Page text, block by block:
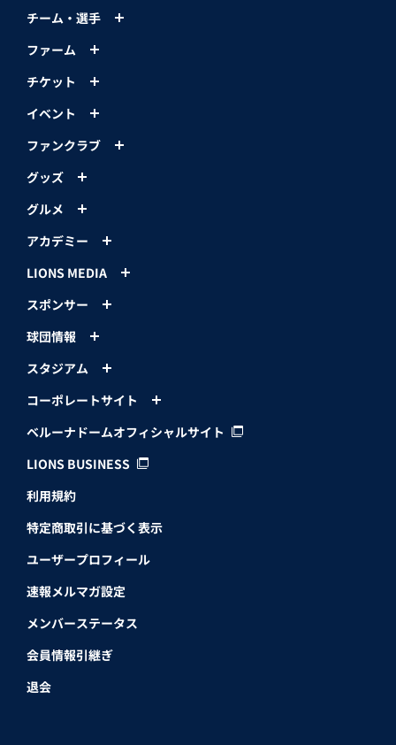
チーム・選手
ファーム
チケット
イベント
ファンクラブ
グッズ
グルメ
アカデミー
LIONS MEDIA
スポンサー
球団情報
スタジアム
コーポレートサイト
ベルーナドームオフィシャルサイト
LIONS BUSINESS
利用規約
特定商取引に基づく表示
ユーザープロフィール
速報メルマガ設定
メンバーステータス
会員情報引継ぎ
退会